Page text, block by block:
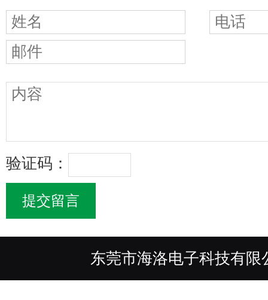
验证码：
东莞市海洛电子科技有限